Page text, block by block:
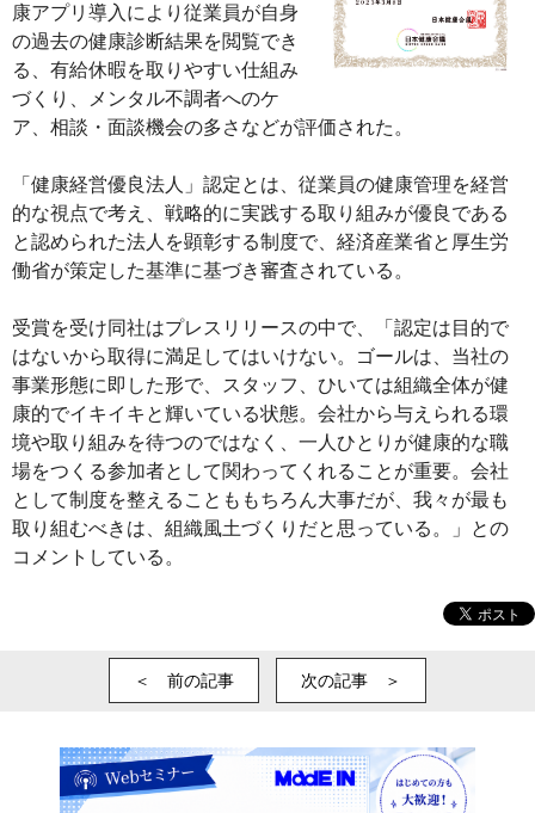
康アプリ導入により従業員が自身
の過去の健康診断結果を閲覧でき
る、有給休暇を取りやすい仕組み
づくり、メンタル不調者へのケ
ア、相談・面談機会の多さなどが評価された。
「健康経営優良法人」認定とは、従業員の健康管理を経営
的な視点で考え、戦略的に実践する取り組みが優良である
と認められた法人を顕彰する制度で、経済産業省と厚生労
働省が策定した基準に基づき審査されている。
受賞を受け同社はプレスリリースの中で、「認定は目的で
はないから取得に満足してはいけない。ゴールは、当社の
事業形態に即した形で、スタッフ、ひいては組織全体が健
康的でイキイキと輝いている状態。会社から与えられる環
境や取り組みを待つのではなく、一人ひとりが健康的な職
場をつくる参加者として関わってくれることが重要。会社
として制度を整えることももちろん大事だが、我々が最も
取り組むべきは、組織風土づくりだと思っている。」との
コメントしている。
＜ 前の記事 次の記事 ＞